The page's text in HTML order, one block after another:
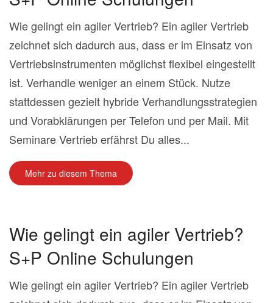
Wie gelingt ein agiler Vertrieb? Ein agiler Vertrieb
zeichnet sich dadurch aus, dass er im Einsatz von
Vertriebsinstrumenten möglichst flexibel eingestellt
ist. Verhandle weniger an einem Stück. Nutze
stattdessen gezielt hybride Verhandlungsstrategien
und Vorabklärungen per Telefon und per Mail. Mit
Seminare Vertrieb erfährst Du alles...
Mehr zu diesem Thema
Wie gelingt ein agiler Vertrieb?
S+P Online Schulungen
Wie gelingt ein agiler Vertrieb? Ein agiler Vertrieb